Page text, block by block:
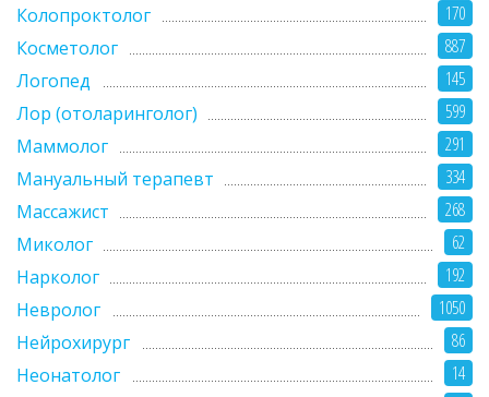
170
Колопроктолог
887
Косметолог
145
Логопед
599
Лор (отоларинголог)
291
Маммолог
334
Мануальный терапевт
268
Массажист
62
Миколог
192
Нарколог
1050
Невролог
86
Нейрохирург
14
Неонатолог